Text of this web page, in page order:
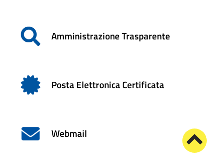
Amministrazione Trasparente
Posta Elettronica Certificata
Webmail